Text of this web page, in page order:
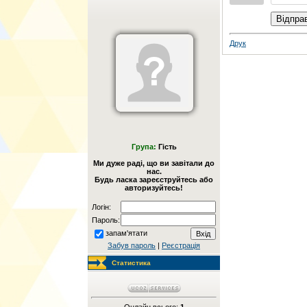
Група: Гість
Ми дуже раді, що ви завітали до
нас.
Будь ласка зареєструйтесь або
авторизуйтесь!
Логін:
Пароль:
запам'ятати
Забув пароль | Реєстрація
Статистика
Друк